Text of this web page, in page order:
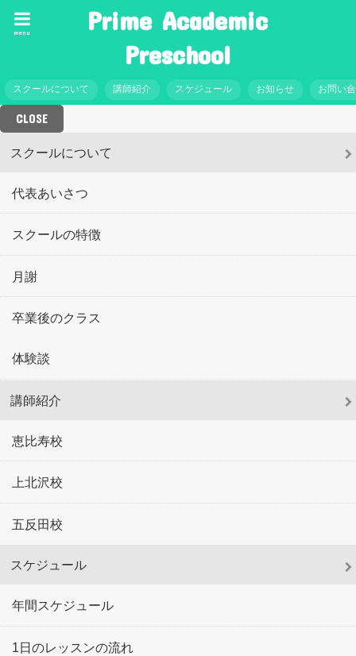
Prime Academic
Preschool
menu
スクールについて 講師紹介 スケジュール お知らせ お問い
CLOSE
スクールについて
代表あいさつ
スクールの特徴
月謝
卒業後のクラス
体験談
講師紹介
恵比寿校
上北沢校
五反田校
スケジュール
年間スケジュール
1日のレッスンの流れ